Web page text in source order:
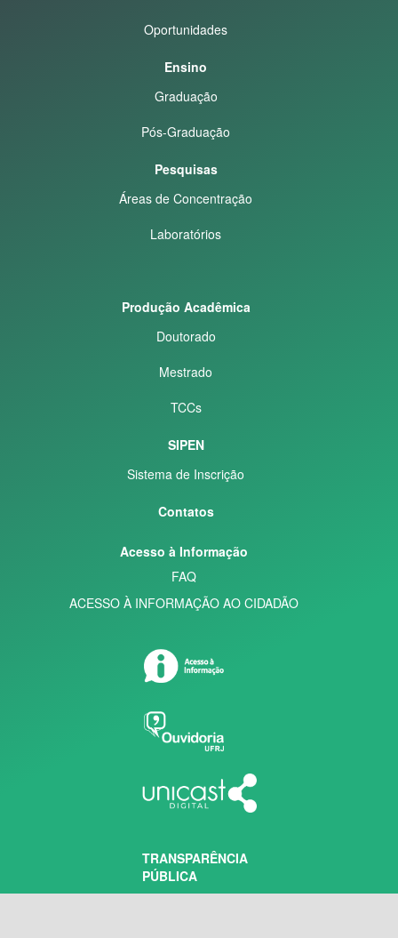
Oportunidades
Ensino
Graduação
Pós-Graduação
Pesquisas
Áreas de Concentração
Laboratórios
Produção Acadêmica
Doutorado
Mestrado
TCCs
SIPEN
Sistema de Inscrição
Contatos
Acesso à Informação
FAQ
ACESSO À INFORMAÇÃO AO CIDADÃO
TRANSPARÊNCIA
PÚBLICA